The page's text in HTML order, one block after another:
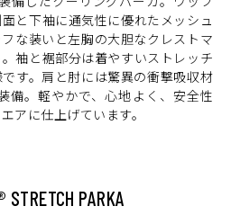
と下袖に通気性に優れたメッシュ
な装いと左胸の大胆なクレストマ
袖と裾部分は着やすいストレッチ
す。肩と肘には驚異の衝撃吸収材
備。軽やかで、心地よく、安全性
アに仕上げています。
STRETCH PARKA